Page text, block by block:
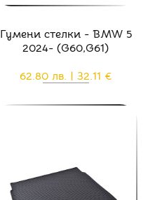
Гумени стелки - BMW 5
2024- (G60,G61)
62.80 лв. | 32.11 €